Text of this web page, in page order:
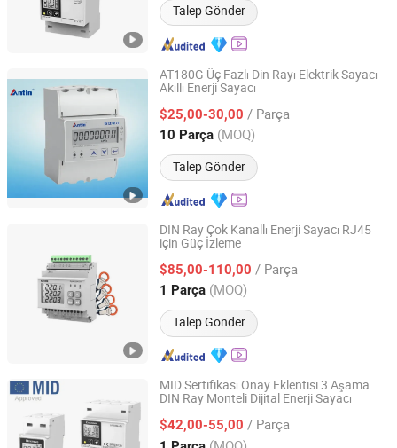
Talep Gönder
AT180G Üç Fazlı Din Rayı Elektrik Sayacı
Akıllı Enerji Sayacı
$25,00-30,00 / Parça
10 Parça (MOQ)
Talep Gönder
Hangzhou Antin Power Technology Co., Ltd.
Zhejiang, China Fiyat 2022
DIN Ray Çok Kanallı Enerji Sayacı RJ45
için Güç İzleme
$85,00-110,00 / Parça
1 Parça (MOQ)
Talep Gönder
Jiangsu Sfere Electric Co., Ltd.
Jiangsu, China Fiyat 2023
MID Sertifikası Onay Eklentisi 3 Aşama
DIN Ray Monteli Dijital Enerji Sayacı
$42,00-55,00 / Parça
Jiangsu Sfere Electric Co., Ltd.
Jiangsu, China Fiyat 2023